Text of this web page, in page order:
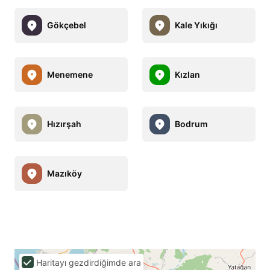
Gökçebel Kale Yıkığı
Menemene Kızlan
Hızırşah Bodrum
Mazıköy
Haritayı gezdirdiğimde ara